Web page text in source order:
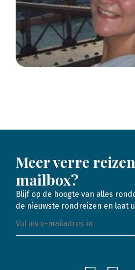
Meer verre
mailbox?
Blijf op de hoogte van alles
de nieuwste rondreizen en laat